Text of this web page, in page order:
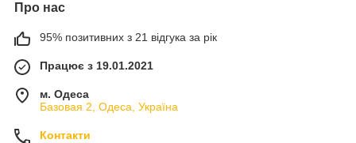
Про нас
95% позитивних з 21 відгука за рік
Працює з 19.01.2021
м. Одеса
Базовая 2, Одеса, Україна
Контакти